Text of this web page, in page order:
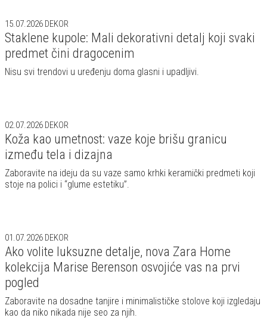
15.07.2026 DEKOR
Staklene kupole: Mali dekorativni detalj koji svaki
predmet čini dragocenim
Nisu svi trendovi u uređenju doma glasni i upadljivi.
02.07.2026 DEKOR
Koža kao umetnost: vaze koje brišu granicu
između tela i dizajna
Zaboravite na ideju da su vaze samo krhki keramički predmeti koji
stoje na polici i “glume estetiku”.
01.07.2026 DEKOR
Ako volite luksuzne detalje, nova Zara Home
kolekcija Marise Berenson osvojiće vas na prvi
pogled
Zaboravite na dosadne tanjire i minimalističke stolove koji izgledaju
kao da niko nikada nije seo za njih.